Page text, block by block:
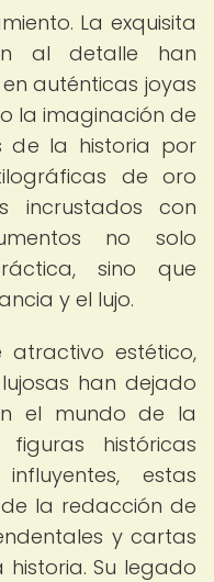
La exquisita
al detalle han
auténticas joyas
la imaginación de
de la historia por
de oro
incrustados con
no solo
sino que
y el lujo.
atractivo estético,
han dejado
el mundo de la
históricas
estas
la redacción de
y cartas
Su legado